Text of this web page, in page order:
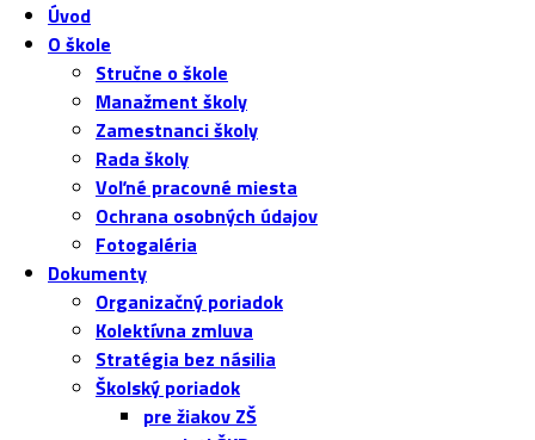
Úvod
O škole
Stručne o škole
Manažment školy
Zamestnanci školy
Rada školy
Voľné pracovné miesta
Ochrana osobných údajov
Fotogaléria
Dokumenty
Organizačný poriadok
Kolektívna zmluva
Stratégia bez násilia
Školský poriadok
pre žiakov ZŠ